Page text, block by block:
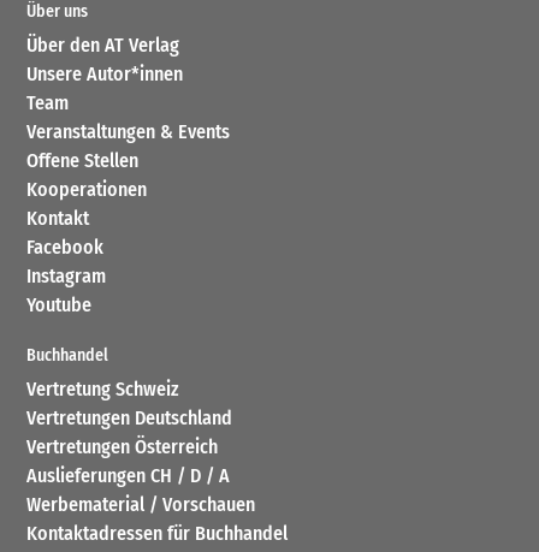
Über uns
Über den AT Verlag
Unsere Autor*innen
Team
Veranstaltungen & Events
Offene Stellen
Kooperationen
Kontakt
Facebook
Instagram
Youtube
Buchhandel
Vertretung Schweiz
Vertretungen Deutschland
Vertretungen Österreich
Auslieferungen CH / D / A
Werbematerial / Vorschauen
Kontaktadressen für Buchhandel